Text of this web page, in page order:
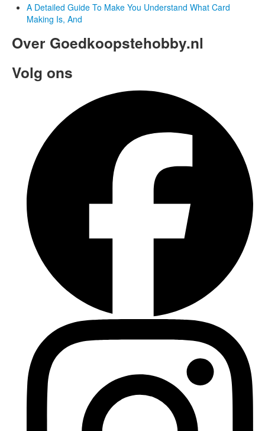
A Detailed Guide To Make You Understand What Card
Making Is, And
Over Goedkoopstehobby.nl
Volg ons